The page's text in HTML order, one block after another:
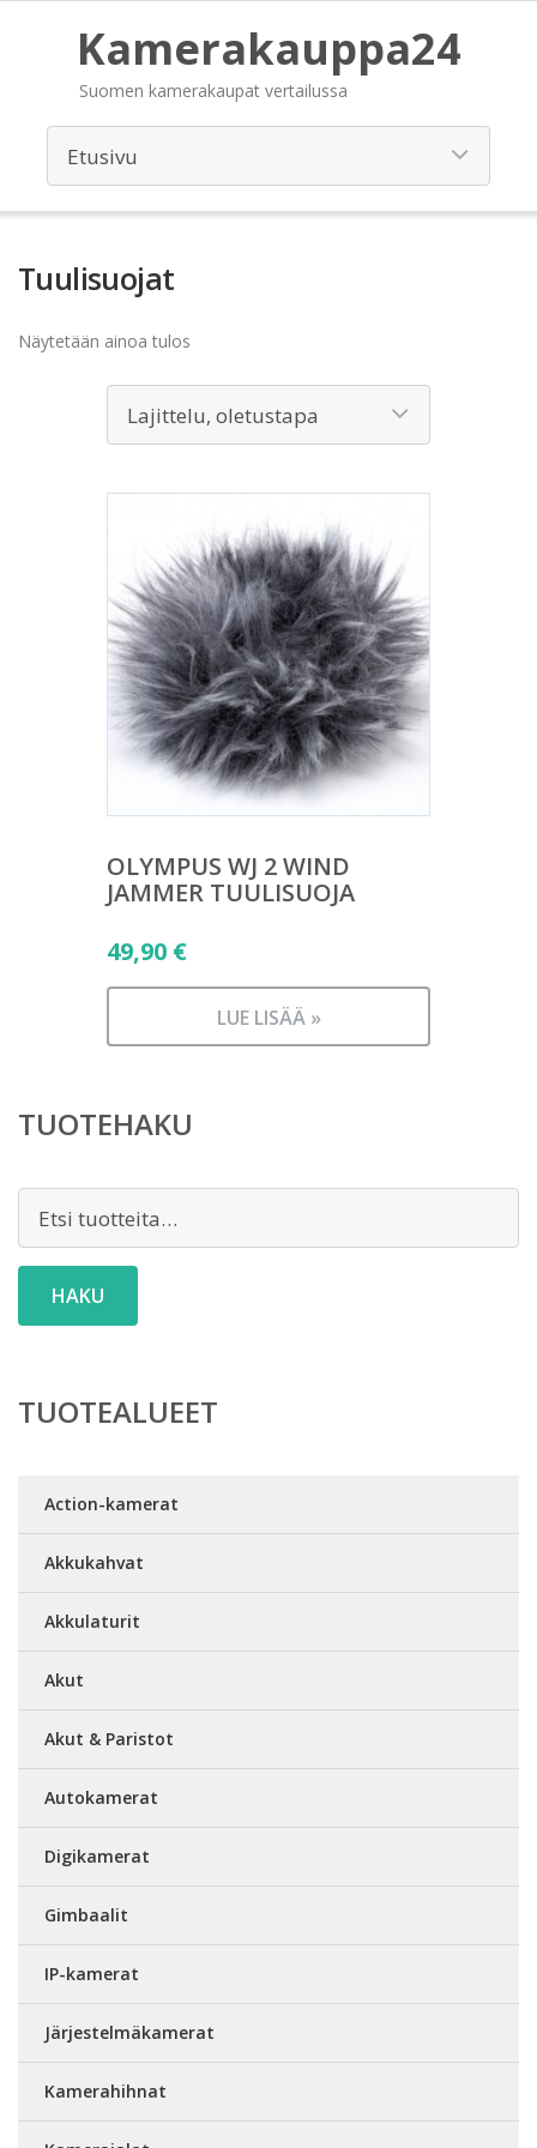
Kamerakauppa24
Suomen kamerakaupat vertailussa
Tuulisuojat
Näytetään ainoa tulos
OLYMPUS WJ 2 WIND
JAMMER TUULISUOJA
49,90 €
LUE LISÄÄ »
TUOTEHAKU
HAKU
TUOTEALUEET
Action-kamerat
Akkukahvat
Akkulaturit
Akut
Akut & Paristot
Autokamerat
Digikamerat
Gimbaalit
IP-kamerat
Järjestelmäkamerat
Kamerahihnat